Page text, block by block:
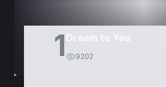
1 Dream to You
9202